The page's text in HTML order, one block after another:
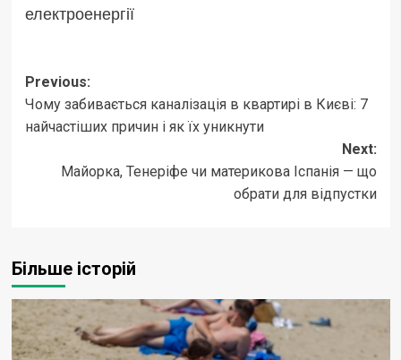
електроенергії
Post
navigation
Previous:
Чому забивається каналізація в квартирі в Києві: 7
найчастіших причин і як їх уникнути
Next:
Майорка, Тенеріфе чи материкова Іспанія — що
обрати для відпустки
Більше історій